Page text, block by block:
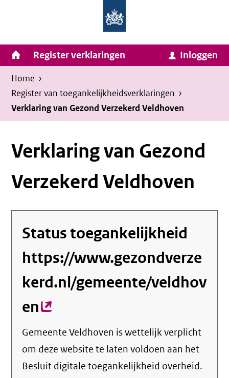
inhoud
van
Zaken
en
Koninkrijksrelaties
Homepage
van
Invulassistent
Toegankelijkheidsverklaring
Toegankelijkheidsverklaring
Hoofdnavigatie
Register verklaringen Inloggen
Kruimelpad
U
bevindt
zich
hier:
Home ›
Register van toegankelijkheids­verklaringen ›
Verklaring van Gezond Verzekerd Veldhoven
Verklaring van Gezond
Verzekerd Veldhoven
Status toegankelijkheid
https://www.gezondverze
kerd.nl/gemeente/veldhov
en(externe
link)
Gemeente Veldhoven is wettelijk verplicht
om deze website te laten voldoen aan het
Besluit digitale toegankelijkheid overheid.